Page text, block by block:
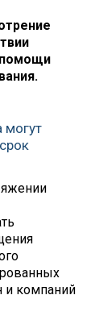
помощи
могут
и компаний